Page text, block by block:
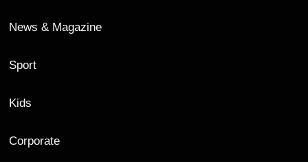
News & Magazine
Sport
Kids
Corporate